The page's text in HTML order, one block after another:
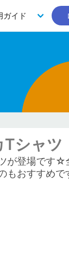
ガイド
シャツ
が登場です☆
おすすめで